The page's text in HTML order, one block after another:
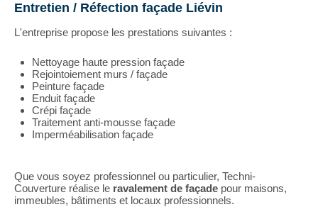
Entretien / Réfection façade Liévin
L'entreprise propose les prestations suivantes :
Nettoyage haute pression façade
Rejointoiement murs / façade
Peinture façade
Enduit façade
Crépi façade
Traitement anti-mousse façade
Imperméabilisation façade
Que vous soyez professionnel ou particulier, Techni-
Couverture réalise le ravalement de façade pour maisons,
immeubles, bâtiments et locaux professionnels.